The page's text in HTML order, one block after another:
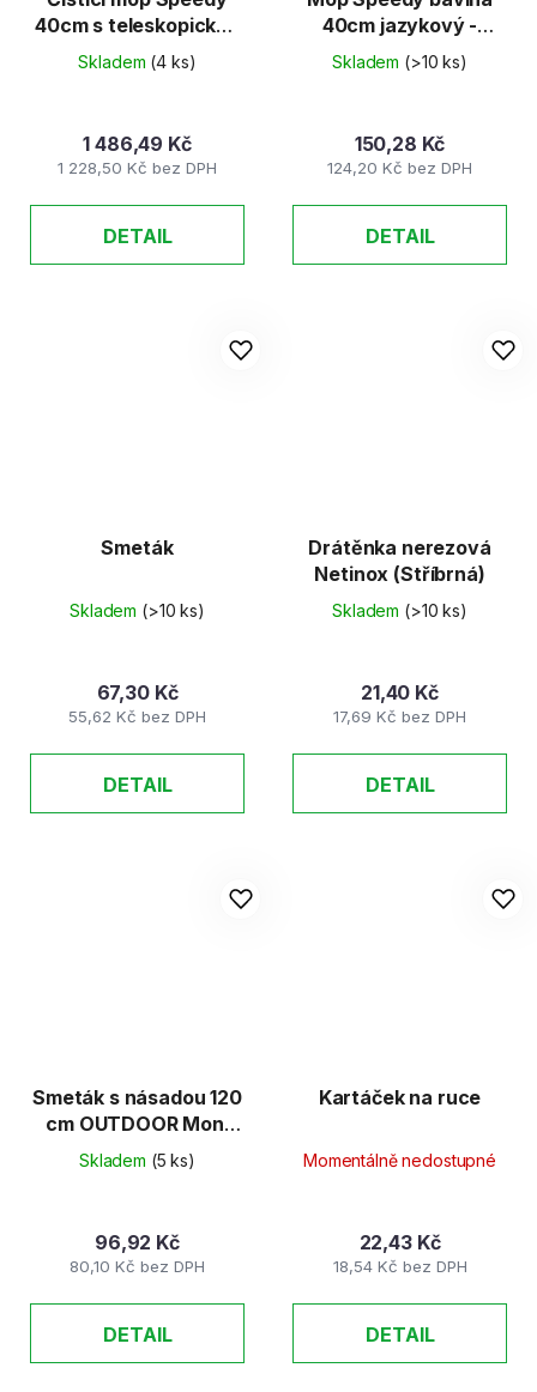
40cm s teleskopickou
tyčí
Skladem (4 ks)
1 228,50 Kč bez DPH
1 486,49 Kč
DETAIL
40cm jazykový -
náhradní
Skladem (>10 ks)
124,20 Kč bez DPH
150,28 Kč
DETAIL
Smeták
Skladem (>10 ks)
55,62 Kč bez DPH
67,30 Kč
DETAIL
Drátěnka nerezová
Netinox (Stříbrná)
Skladem (>10 ks)
17,69 Kč bez DPH
21,40 Kč
DETAIL
Smeták s násadou 120
cm OUTDOOR Moni
(kód 342)
Skladem (5 ks)
80,10 Kč bez DPH
96,92 Kč
DETAIL
Kartáček na ruce
Momentálně nedostupné
18,54 Kč bez DPH
22,43 Kč
DETAIL